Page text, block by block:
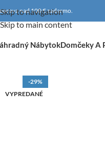
Skip to navigation
Skip to main content
nad 100 € zadarmo.
NábytokDomčeky A
-29%
VYPREDANÉ